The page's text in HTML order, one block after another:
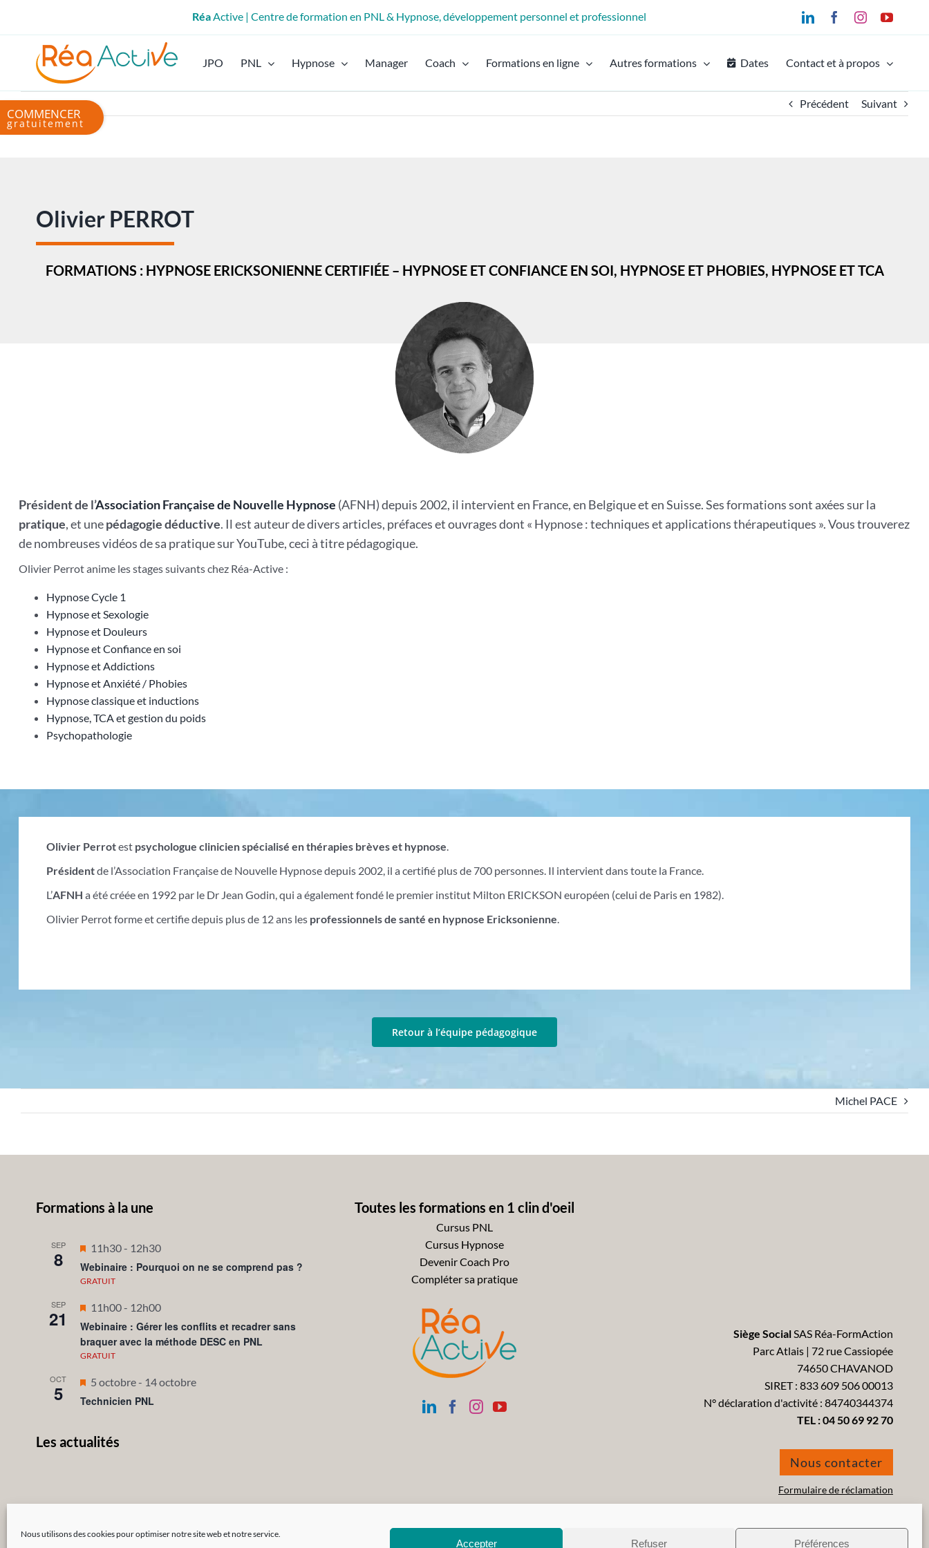
Nous utilisons des cookies pour optimiser notre site web et notre service.
Accepter Refuser Préférences
RéaActive | Centre de formation en PNL & Hypnose, développement personnel et professionnel LinkedInFacebookInstagram
JPO PNL Hypnose Manager Coach Formations en ligne Autres formations Dates Contact et à propos
Précédent Suivant
Olivier PERROT
FORMATIONS : HYPNOSE ERICKSONIENNE CERTIFIÉE – HYPNOSE ET CONFIANCE EN SOI, HYPNOSE ET PHOBIES, HYPNOSE ET TCA
Président de l’Association Française de Nouvelle Hypnose (AFNH) depuis 2002, il intervient en France, en Belgique et en Suisse. Ses formations sont axées sur la
pratique, et unepédagogie déductive. Il est auteur de divers articles, préfaces et ouvrages dont « Hypnose : techniques et applications thérapeutiques ». Vous trouverez
de nombreuses vidéos de sa pratique sur YouTube, ceci à titre pédagogique.
Olivier Perrot anime les stages suivants chez Réa-Active :
Hypnose Cycle 1
Hypnose et Sexologie
Hypnose et Douleurs
Hypnose et Confiance en soi
Hypnose et Addictions
Hypnose et Anxiété / Phobies
Hypnose classique et inductions
Hypnose, TCA et gestion du poids
Psychopathologie
Olivier Perrotest psychologue clinicien spécialisé en thérapies brèves et hypnose.
Présidentde l’Association Française de Nouvelle Hypnose depuis 2002, il a certifié plus de 700 personnes. Il intervient dans toute la France.
L’AFNH a été créée en 1992 par le Dr Jean Godin, qui a également fondé le premier institut Milton ERICKSON européen (celui de Paris en 1982).
Olivier Perrot forme et certifie depuis plus de 12 ans les professionnels de santé en hypnose Ericksonienne.
Retour à l’équipe pédagogique
Michel PACE
Formations à la une
SEP
8
Mis
en
avant
11h30- 12h30
Webinaire : Pourquoi on ne se comprend pas ?
GRATUIT
SEP
21
Mis
en
avant
11h00- 12h00
Webinaire : Gérer les conflits et recadrer sans
braquer avec la méthode DESC en PNL
GRATUIT
OCT
5
Mis
en
5 octobre- 14 octobre
Technicien PNL
Les actualités
Toutes les formations en 1 clin d'oeil
Cursus PNL
Cursus Hypnose
Devenir Coach Pro
Compléter sa pratique
Siège SocialSAS Réa-FormAction
Parc Atlais | 72 rue Cassiopée
74650 CHAVANOD
SIRET : 833 609 506 00013
N° déclaration d'activité : 84740344374
TEL :04 50 69 92 70
Nous contacter
Formulaire de réclamation
Bascule
de
coulissante